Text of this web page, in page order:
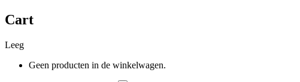
Cart
Leeg
Geen producten in de winkelwagen.